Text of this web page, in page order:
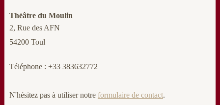
Théâtre du Moulin
2, Rue des AFN
54200 Toul
Téléphone : +33 383632772
N'hésitez pas à utiliser notre formulaire de contact.